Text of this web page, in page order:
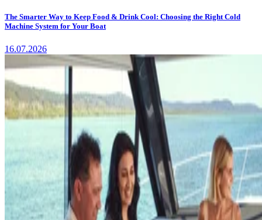
The Smarter Way to Keep Food & Drink Cool: Choosing the Right Cold
Machine System for Your Boat
16.07.2026